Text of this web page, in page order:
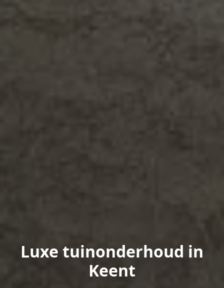
Luxe tuinonderhoud in
Keent